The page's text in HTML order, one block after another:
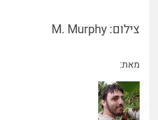
צילום: M. Murphy
מאת: